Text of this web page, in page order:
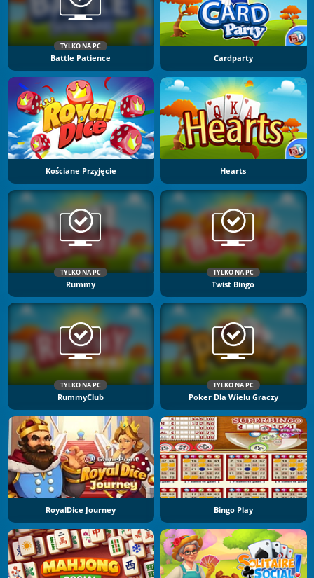
TYLKO NA PC
Battle Patience Cardparty
Kościane Przyjęcie Hearts
TYLKO NA PC
Rummy
TYLKO NA PC
Twist Bingo
TYLKO NA PC
RummyClub
TYLKO NA PC
Poker Dla Wielu Graczy
RoyalDice Journey Bingo Play